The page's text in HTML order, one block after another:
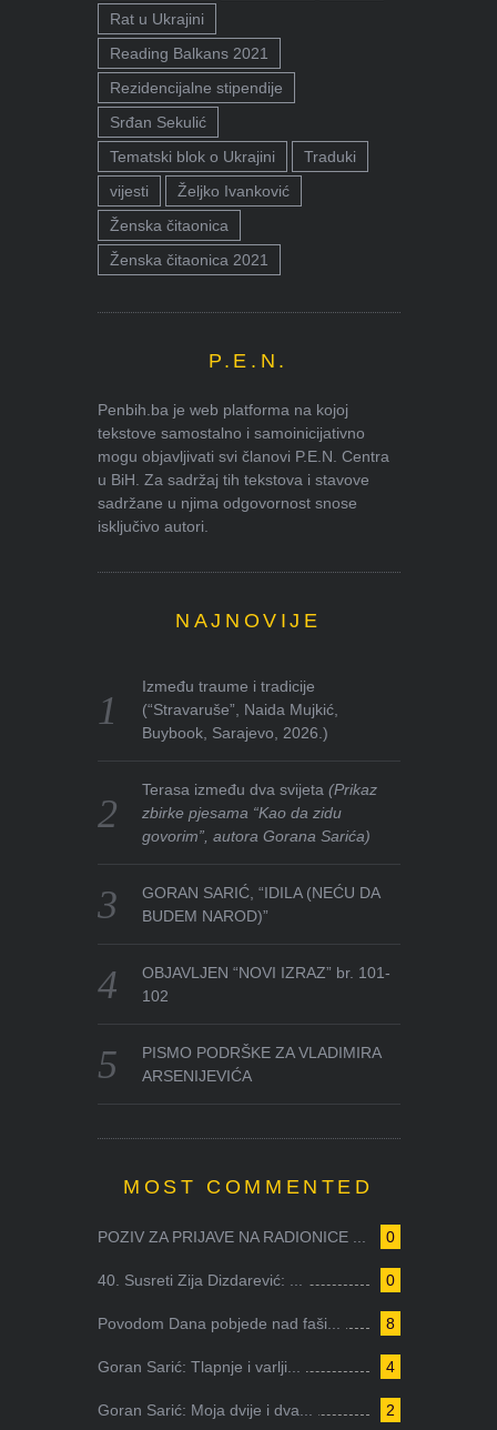
Rat u Ukrajini
Reading Balkans 2021
Rezidencijalne stipendije
Srđan Sekulić
Tematski blok o Ukrajini
Traduki
vijesti
Željko Ivanković
Ženska čitaonica
Ženska čitaonica 2021
P.E.N.
Penbih.ba je web platforma na kojoj
tekstove samostalno i samoinicijativno
mogu objavljivati svi članovi P.E.N. Centra
u BiH. Za sadržaj tih tekstova i stavove
sadržane u njima odgovornost snose
isključivo autori.
NAJNOVIJE
Između traume i tradicije
(“Stravaruše”, Naida Mujkić,
Buybook, Sarajevo, 2026.)
Terasa između dva svijeta(Prikaz
zbirke pjesama “Kao da zidu
govorim”, autora Gorana Sarića)
GORAN SARIĆ, “IDILA (NEĆU DA
BUDEM NAROD)”
OBJAVLJEN “NOVI IZRAZ” br. 101-
102
PISMO PODRŠKE ZA VLADIMIRA
ARSENIJEVIĆA
MOST COMMENTED
0
POZIV ZA PRIJAVE NA RADIONICE ...
0
40. Susreti Zija Dizdarević: ...
8
Povodom Dana pobjede nad faši...
4
Goran Sarić: Tlapnje i varlji...
2
Goran Sarić: Moja dvije i dva...